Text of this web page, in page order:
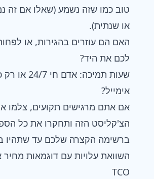
טוב כמו שזה נשמע (שאלו אם זה
או שנתית).
האם הם עוזרים בהגירות, או
לכם את היד?
שעות תמיכה: אדם
אימייל?
אם אתם מרגישים תקועים, צלמו
הצ'קליסט הזה ותחקרו את כל
ברשימה הקצרה שלכם עד שתהיו
השוואת עלויות עם דוגמאות מחיר
TCO